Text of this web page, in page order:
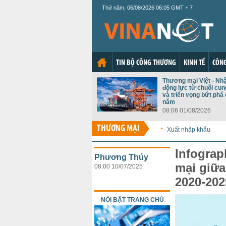
Thứ năm, 06/08/2026 06:05 GMT + 7
TIN BỘ CÔNG THƯƠNG KINH TẾ
Thương mại Việt -
động lực từ chuỗi
và triển vọng bứt phá
năm
08:06 01/08/2026
THƯƠNG MẠI Xuất nhập khẩu
mại
2020-
Phương Thúy
08:00 10/07/2025
NỔI BẬT TRANG CHỦ